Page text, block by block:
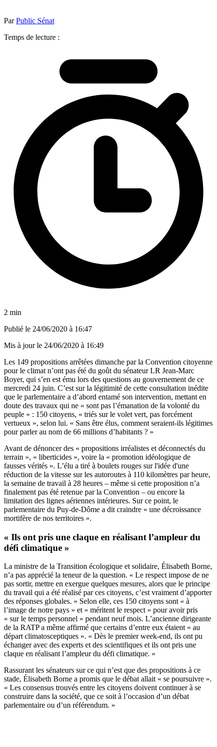
ParPublic Sénat
Temps de lecture :
2 min
Publié le 24/06/2020 à 16:47
Mis à jour le 24/06/2020 à 16:49
Les 149 propositions arrêtées dimanche par la Convention citoyenne
pour le climat n’ont pas été du goût du sénateur LR Jean-Marc
Boyer, qui s’en est ému lors des questions au gouvernement de ce
mercredi 24 juin. C’est sur la légitimité de cette consultation inédite
que le parlementaire a d’abord entamé son intervention, mettant en
doute des travaux qui ne « sont pas l’émanation de la volonté du
peuple » : 150 citoyens, « triés sur le volet vert, pas forcément
vertueux », selon lui. « Sans être élus, comment seraient-ils légitimes
pour parler au nom de 66 millions d’habitants ? »
Avant de dénoncer des « propositions irréalistes et déconnectés du
terrain », « liberticides », voire la « promotion idéologique de
fausses vérités ». L’élu a tiré à boulets rouges sur l'idée d'une
réduction de la vitesse sur les autoroutes à 110 kilomètres par heure,
la semaine de travail à 28 heures – même si cette proposition n’a
finalement pas été retenue par la Convention – ou encore la
limitation des lignes aériennes intérieures. Sur ce point, le
parlementaire du Puy-de-Dôme a dit craindre « une décroissance
mortifère de nos territoires ».
« Ils ont pris une claque en réalisant l’ampleur du
défi climatique »
La ministre de la Transition écologique et solidaire, Élisabeth Borne,
n’a pas apprécié la teneur de la question. « Le respect impose de ne
pas sortir, mettre en exergue quelques mesures, alors que le principe
du travail qui a été réalisé par ces citoyens, c’est vraiment d’apporter
des réponses globales. » Selon elle, ces 150 citoyens sont « à
l’image de notre pays » et « méritent le respect » pour avoir pris
« sur le temps personnel » pendant neuf mois. L’ancienne dirigeante
de la RATP a même affirmé que certains d’entre eux étaient « au
départ climatosceptiques ». « Dès le premier week-end, ils ont pu
échanger avec des experts et des scientifiques et ils ont pris une
claque en réalisant l’ampleur du défi climatique. »
Rassurant les sénateurs sur ce qui n’est que des propositions à ce
stade, Élisabeth Borne a promis que le débat allait « se poursuivre ».
« Les consensus trouvés entre les citoyens doivent continuer à se
construire dans la société, que ce soit à l’occasion d’un débat
parlementaire ou d’un référendum. »